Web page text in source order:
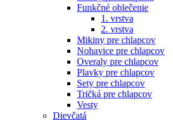
Funkčné oblečenie
1. vrstva
2. vrstva
Mikiny pre chlapcov
Nohavice pre chlapcov
Overaly pre chlapcov
Plavky pre chlapcov
Sety pre chlapcov
Tričká pre chlapcov
Vesty
Dievčatá